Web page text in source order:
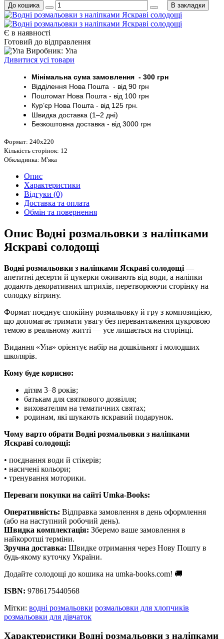
Є в наявності
Готовий до відправлення
Виробник: Ула
Дивитися усі товари
Мінімальна сума замовлення - 300 грн
Відділення Нова Пошта - від 90 грн
ПоштоматНова Пошта - від 100 грн
Кур’єр Нова Пошта - від 125 грн.
Швидка доставка (1–2 дні)
Безкоштовна доставка - від 3000 грн
Формат: 240х220
Кількість сторінок: 12
Обкладинка: М'яка
До кошика В закладки
Опис
Характеристики
Відгуки (0)
Доставка та оплата
Обмін та повернення
Опис Водні розмальовки з наліпками
Яскраві солодощі
Водні розмальовки з наліпками Яскраві солодощі —
апетитні десерти й цукерки оживають від води, а наліпки
додають декоративних штрихів, перетворюючи сторінку на
солодку вітрину.
Формат поєднує спокійну розмальовку й гру з композицією,
що допомагає тримати увагу без перевантаження цукровою
темою в реальному житті — усе лишається на сторінці.
Видання «Ула» орієнтує набір на дошкільнят і молодших
школярів.
Кому буде корисно:
дітям 3–8 років;
батькам для святкового дозвілля;
вихователям на тематичних святах;
родинам, які шукають яскравий подарунок.
Чому варто обрати Водні розмальовки з наліпками
Яскраві солодощі:
• поєднання води й стікерів;
• насичені кольори;
• тренування моторики.
Переваги покупки на сайті Umka-Books:
Оперативність: Відправка замовлення в день оформлення
(або на наступний робочий день).
Швидка комплектація: Зберемо ваше замовлення в
найкоротші терміни.
Зручна доставка: Швидке отримання через Нову Пошту в
будь-якому куточку України.
Додайте солодощі до кошика на umka-books.com! 🚚
ISBN: 9786175440568
Мітки: водні розмальовки розмальовки для хлопчиків
розмальовки для дівчаток
Характеристики Водні розмальовки з наліпками